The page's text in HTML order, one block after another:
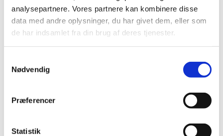
analysepartnere. Vores partnere kan kombinere disse
data med andre oplysninger, du har givet dem, eller som
de har indsamlet fra din brug af deres tjenester.
Nødvendig
Præferencer
Statistik
Grønttorvet
Som protektor for Forælder Fonden indviede
Læs mere